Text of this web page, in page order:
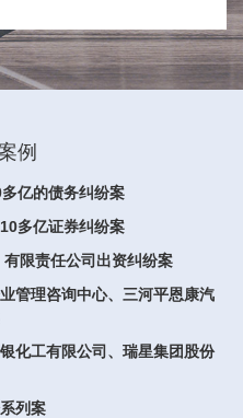
例
亿的债务纠纷案
多亿证券纠纷案
限责任公司出资纠纷案
管理咨询中心、三河平恩康汽
化工有限公司、瑞星集团股份
列案